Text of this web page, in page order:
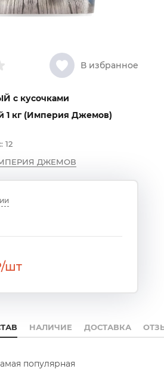
В избранное
с кусочками
1 кг (Империя Джемов)
12
ДЖЕМОВ
шт
НАЛИЧИЕ ДОСТАВКА
популярная